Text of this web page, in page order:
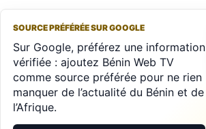
SOURCE PRÉFÉRÉE SUR GOOGLE
Sur Google, préférez une information
vérifiée : ajoutez Bénin Web TV
comme source préférée pour ne rien
manquer de l’actualité du Bénin et de
l’Afrique.